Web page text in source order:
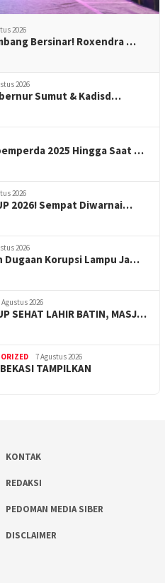
2026
Bersinar! Roxendra …
2026
Sumut & Kadisd…
2025 Hingga Saat …
2026
2026! Sempat Diwarnai…
2026
Dugaan Korupsi Lampu Ja…
Agustus 2026
SEHAT LAHIR BATIN, MASJ…
7 Agustus 2026
TAMPILKAN
KONTAK
REDAKSI
PEDOMAN MEDIA SIBER
DISCLAIMER